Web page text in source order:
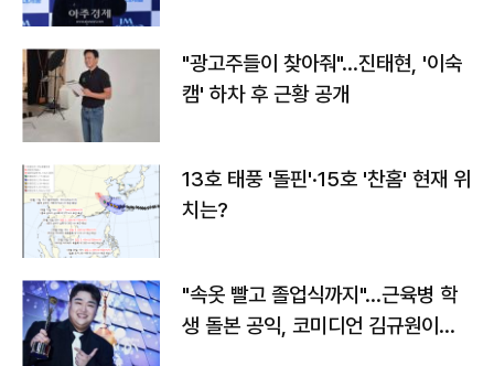
"광고주들이 찾아줘"…진태현, '이숙
캠' 하차 후 근황 공개
13호 태풍 '돌핀'·15호 '찬홈' 현재 위
치는?
"속옷 빨고 졸업식까지"…근육병 학
생 돌본 공익, 코미디언 김규원이었